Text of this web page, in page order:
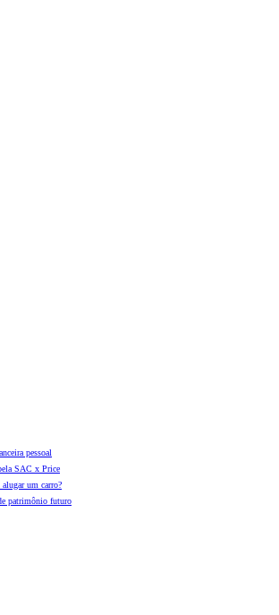
pessoal
SAC x Price
um carro?
patrimônio futuro